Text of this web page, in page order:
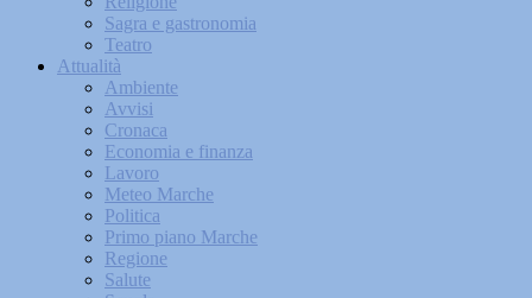
Sagra e gastronomia
Teatro
Attualità
Ambiente
Avvisi
Cronaca
Economia e finanza
Lavoro
Meteo Marche
Politica
Primo piano Marche
Regione
Salute